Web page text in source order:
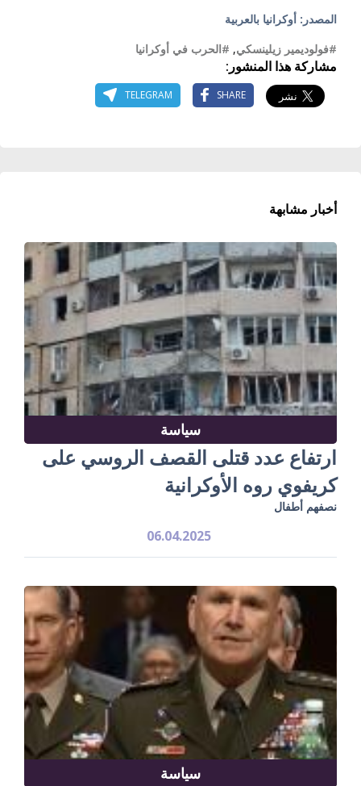
المصدر: أوكرانيا بالعربية
#فولوديمير زيلينسكي, #الحرب في أوكرانيا
مشاركة هذا المنشور:
SHARE
TELEGRAM
أخبار مشابهة
سياسة
ارتفاع عدد قتلى القصف الروسي على
كريفوي روه الأوكرانية
نصفهم أطفال
06.04.2025
سياسة